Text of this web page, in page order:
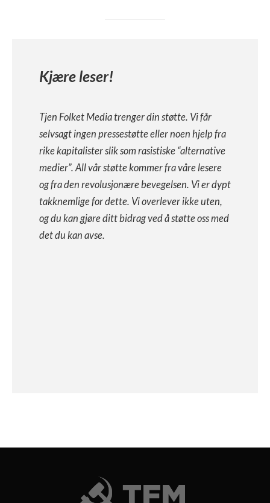
Kjære leser!
Tjen Folket Media trenger din støtte. Vi får
selvsagt ingen pressestøtte eller noen hjelp fra
rike kapitalister slik som rasistiske “alternative
medier”. All vår støtte kommer fra våre lesere
og fra den revolusjonære bevegelsen. Vi er dypt
takknemlige for dette. Vi overlever ikke uten,
og du kan gjøre ditt bidrag ved å støtte oss med
det du kan avse.